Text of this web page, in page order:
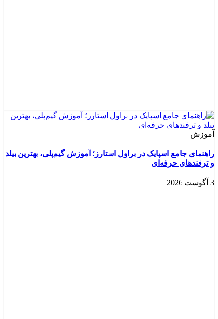
آموزش
راهنمای جامع اسپایک در براول استارز؛ آموزش گیم‌پلی، بهترین بیلد
و ترفندهای حرفه‌ای
3 آگوست 2026